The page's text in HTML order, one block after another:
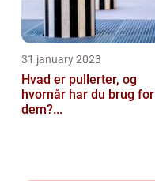
31 january 2023
Hvad er pullerter, og
hvornår har du brug for
dem?...